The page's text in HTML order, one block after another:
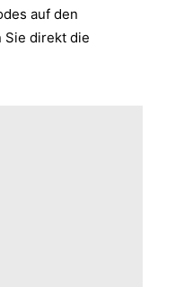
auf den
Sie direkt die